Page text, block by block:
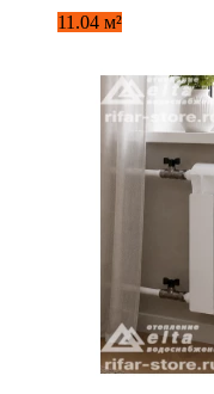
11.04 м²